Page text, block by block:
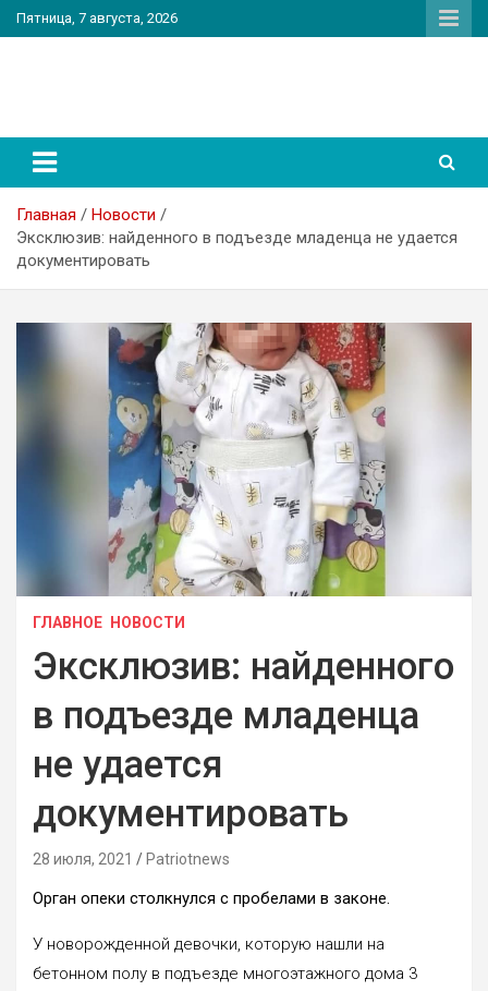
Перейти
к
Пятница, 7 августа, 2026
Главная
Новости
Эксклюзив: найденного в подъезде младенца не удается
документировать
ГЛАВНОЕ НОВОСТИ
Эксклюзив: найденного
в подъезде младенца
не удается
документировать
28 июля, 2021 Patriotnews
Орган опеки столкнулся с пробелами в законе.
У новорожденной девочки, которую нашли на
бетонном полу в подъезде многоэтажного дома 3